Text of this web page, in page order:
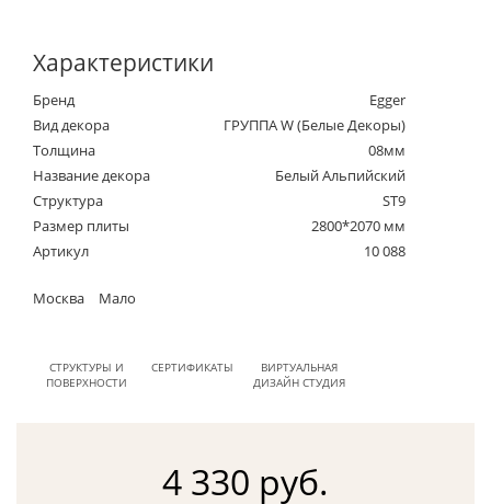
Характеристики
Бренд
Egger
Вид декора
ГРУППА W (Белые Декоры)
Толщина
08мм
Название декора
Белый Альпийский
Структура
ST9
Размер плиты
2800*2070 мм
Артикул
10 088
Москва Мало
СТРУКТУРЫ И
ПОВЕРХНОСТИ
СЕРТИФИКАТЫ
ВИРТУАЛЬНАЯ
ДИЗАЙН СТУДИЯ
4 330 руб.